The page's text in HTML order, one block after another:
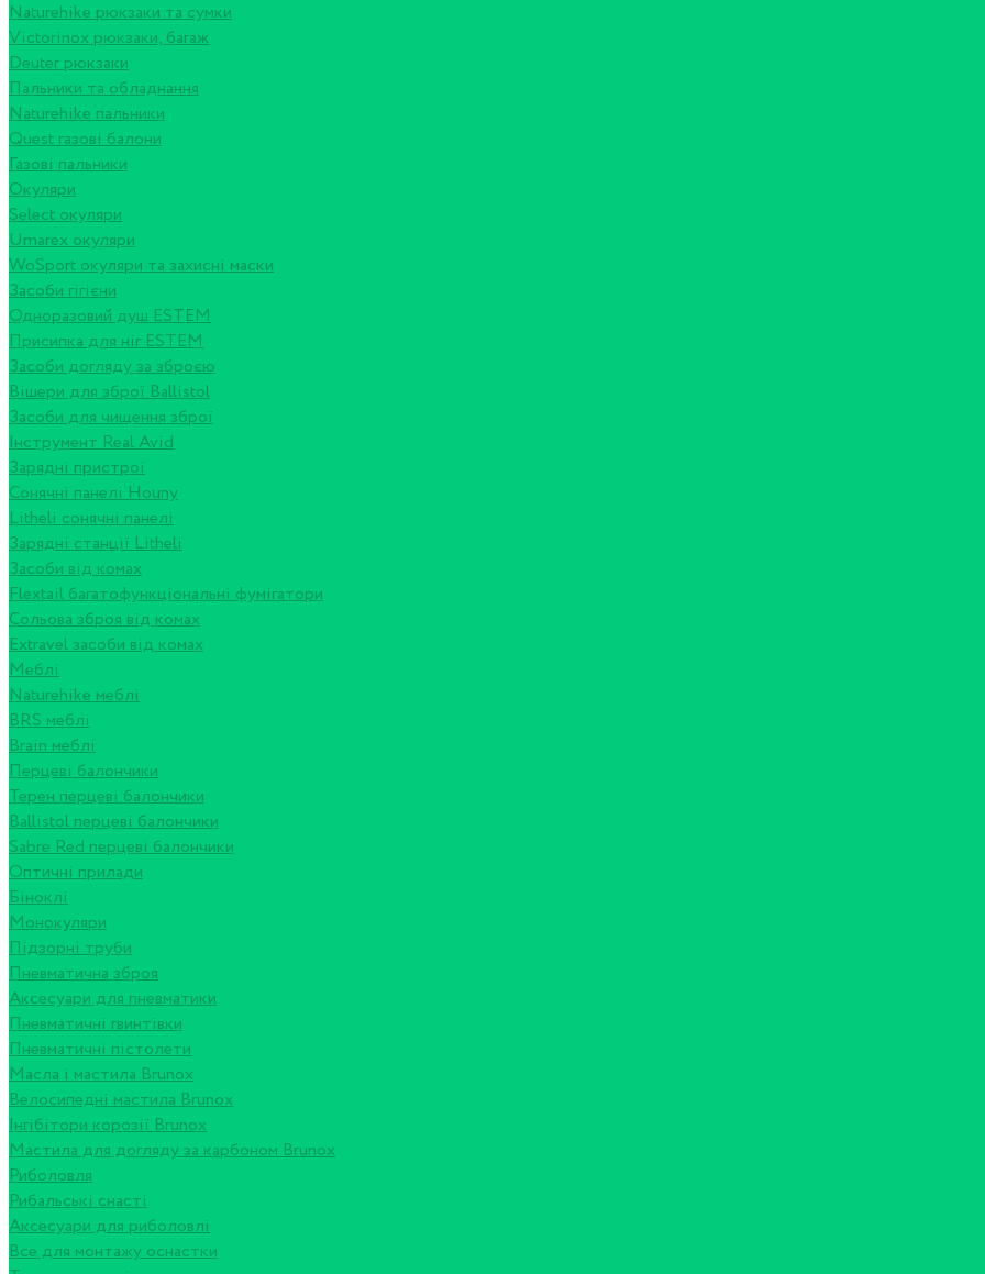
Naturehike рюкзаки та сумки
Victorinox рюкзаки, багаж
Deuter рюкзаки
Пальники та обладнання
Naturehike пальники
Quest газові балони
Газові пальники
Окуляри
Select окуляри
Umarex окуляри
WoSport окуляри та захисні маски
Засоби гігієни
Одноразовий душ ESTEM
Присипка для ніг ESTEM
Засоби догляду за зброєю
Вішери для зброї Ballistol
Засоби для чищення зброї
Інструмент Real Avid
Зарядні пристрої
Сонячні панелі Houny
Litheli сонячні панелі
Зарядні станції Litheli
Засоби від комах
Flextail багатофункціональні фумігатори
Сольова зброя від комах
Extravel засоби від комах
Меблі
Naturehike меблі
BRS меблі
Brain меблі
Перцеві балончики
Терен перцеві балончики
Ballistol перцеві балончики
Sabre Red перцеві балончики
Оптичні прилади
Біноклі
Монокуляри
Підзорні труби
Пневматична зброя
Аксесуари для пневматики
Пневматичні гвинтівки
Пневматичні пістолети
Масла і мастила Brunox
Велосипедні мастила Brunox
Інгібітори корозії Brunox
Мастила для догляду за карбоном Brunox
Риболовля
Рибальські снасті
Аксесуари для риболовлі
Все для монтажу оснастки